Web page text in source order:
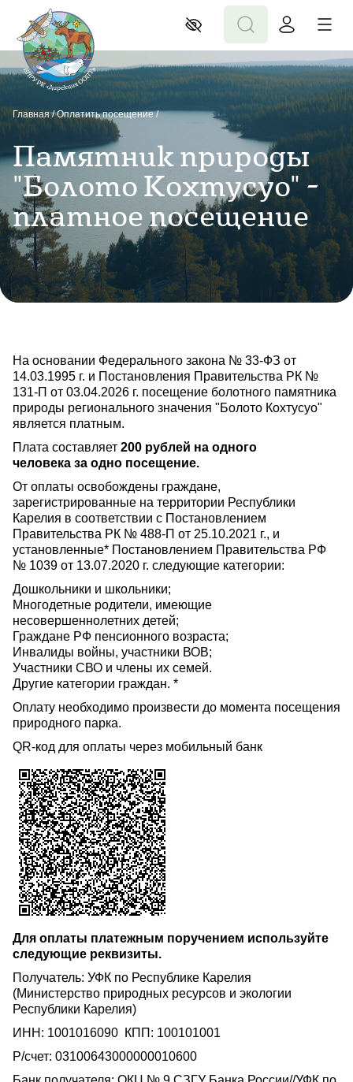
Главная/Оплатить посещение/
Памятник природы
"Болото Кохтусуо" -
платное посещение
На основании Федерального закона № 33-ФЗ от
14.03.1995 г. и Постановления Правительства РК №
131-П от 03.04.2026 г. посещение болотного памятника
природы регионального значения "Болото Кохтусуо"
является платным.
Плата составляет 200 рублей на одного
человека за одно посещение.
От оплаты освобождены граждане,
зарегистрированные на территории Республики
Карелия в соответствии с Постановлением
Правительства РК № 488-П от 25.10.2021 г., и
установленные* Постановлением Правительства РФ
№ 1039 от 13.07.2020 г. следующие категории:
Дошкольники и школьники;
Многодетные родители, имеющие
несовершеннолетних детей;
Граждане РФ пенсионного возраста;
Инвалиды войны, участники ВОВ;
Участники СВО и члены их семей.
Другие категории граждан. *
Оплату необходимо произвести до момента посещения
природного парка.
QR-код для оплаты через мобильный банк
Для оплаты платежным поручением используйте
следующие реквизиты.
Получатель: УФК по Республике Карелия
(Министерство природных ресурсов и экологии
Республики Карелия)
ИНН: 1001016090 КПП: 100101001
P/счет: 03100643000000010600